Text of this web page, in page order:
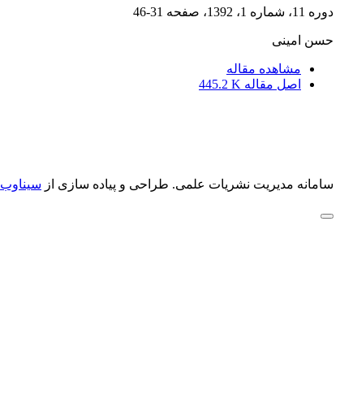
دوره 11، شماره 1، 1392، صفحه 31-46
حسن امینی
مشاهده مقاله
اصل مقاله 445.2 K
سامانه مدیریت نشریات علمی. طراحی و پیاده سازی از سیناوب